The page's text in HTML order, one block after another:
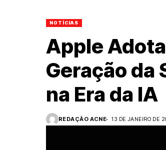
NOTÍCIAS
Apple
Geração da
na Era da IA
REDAÇÃO ACNE 13 DE JANEIRO DE